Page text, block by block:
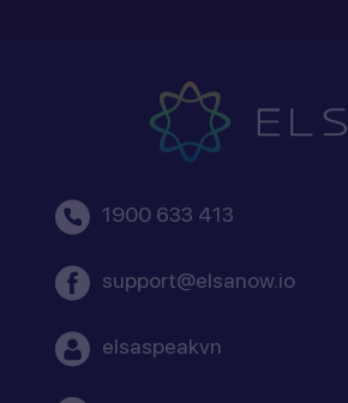
1900 633 413
support@elsanow.io
elsaspeakvn